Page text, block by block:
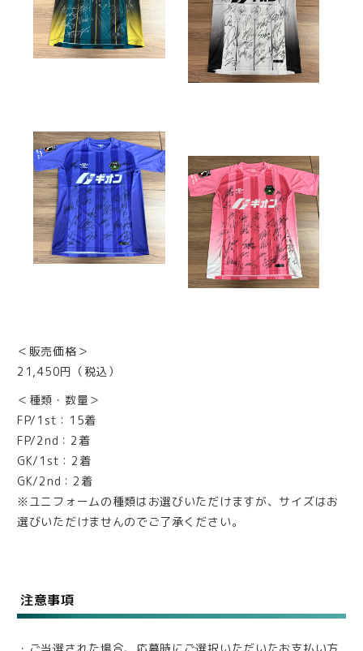
＜販売価格＞
21,450円（税込）
＜種類・数量＞
FP/1st：15着
FP/2nd：2着
GK/1st：2着
GK/2nd：2着
※ユニフォームの種類はお選びいただけますが、サイズはお
選びいただけませんのでご了承ください。
注意事項